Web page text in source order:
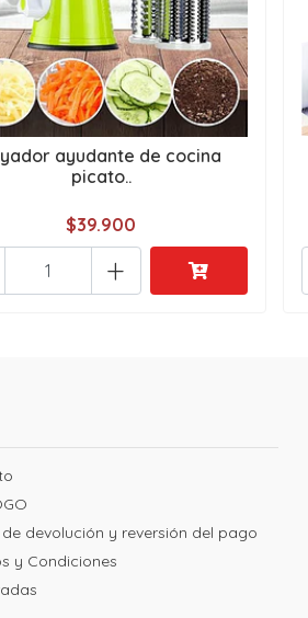
ayudante de cocina
picato..
$39.900
+
devolución y reversión del pago
y Condiciones